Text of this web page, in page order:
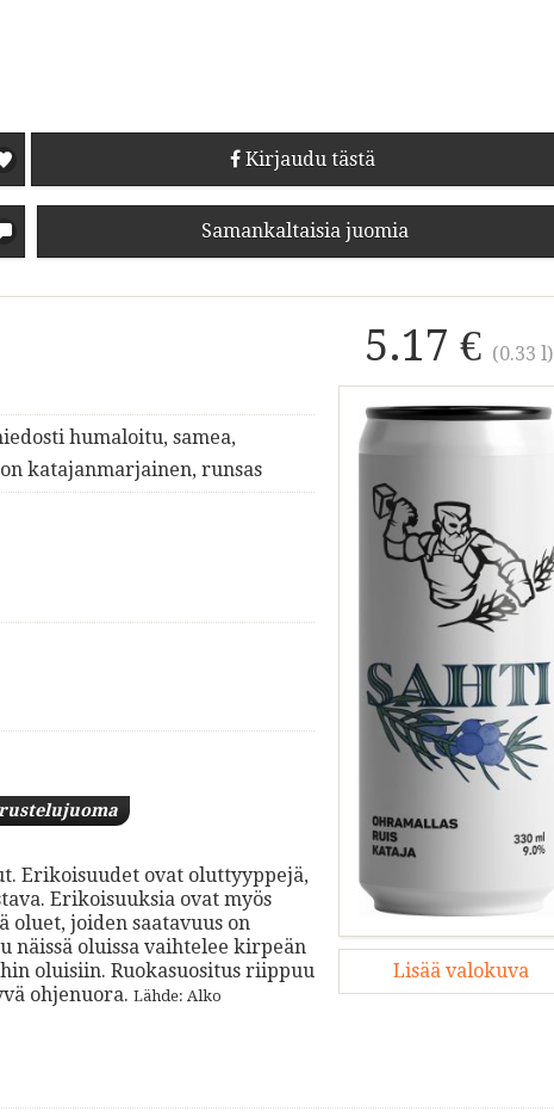
Kirjaudu tästä
Samankaltaisia juomia
5.17 € (0.33 l)
Lisää valokuva
humaloitu, samea,
katajanmarjainen, runsas
Erikoisuudet ovat oluttyyppejä,
Erikoisuuksia ovat myös
joiden saatavuus on
näissä oluissa vaihtelee kirpeän
oluisiin. Ruokasuositus riippuu
ohjenuora. Lähde: Alko